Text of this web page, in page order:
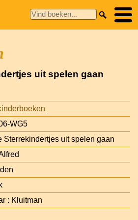
uit spelen gaan
WG5
Sterrekindertjes uit spelen gaan
: Kluitman